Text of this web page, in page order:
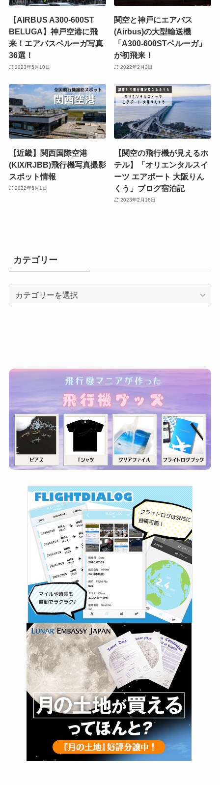
【AIRBUS A300-600ST
BELUGA】神戸空港に飛
来！エアバスベルーガ写真
36選！
2023年5月10日
関空と神戸にエアバス
(Airbus)の大型輸送機
「A300-600STベルーガ」
が初飛来！
2022年2月3日
【近畿】関西国際空港
(KIX/RJBB)飛行機写真撮影
スポット情報
2022年5月1日
【関空の飛行機が見えるホ
テル】「オリエンタルスイ
ーツ エアポート 大阪りん
くう」ブログ宿泊記
2023年2月18日
カテゴリー